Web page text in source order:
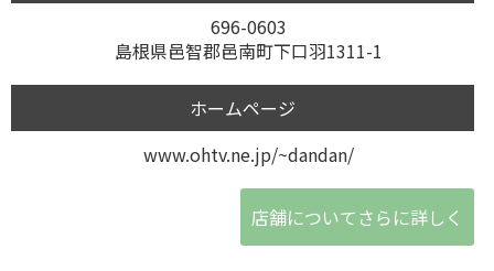
696-0603
島根県邑智郡邑南町下口羽1311-1
ホームページ
www.ohtv.ne.jp/~dandan/
店舗についてさらに詳しく